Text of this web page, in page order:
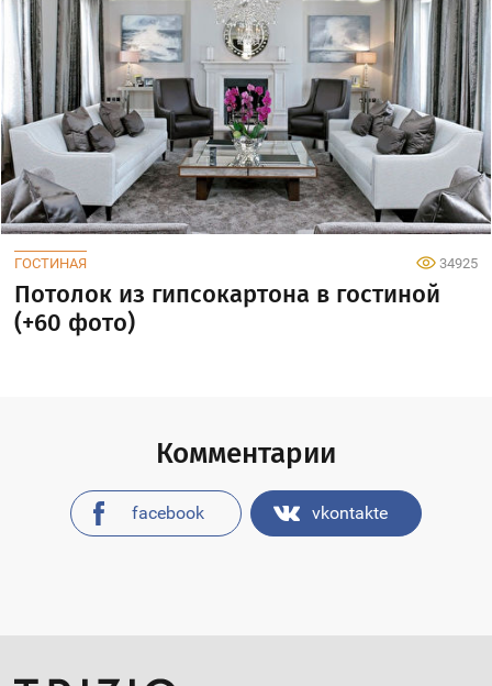
ГОСТИНАЯ 34925
Потолок из гипсокартона в гостиной
(+60 фото)
Комментарии
facebook vkontakte